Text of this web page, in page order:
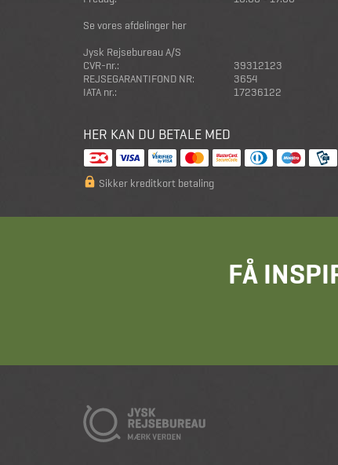
Se vores afdelinger her
Jysk Rejsebureau A/S
CVR-nr.:
39312123
REJSEGARANTIFOND NR:
3654
IATA nr.:
17236122
HER KAN DU BETALE MED
Sikker kreditkort betaling
FÅ